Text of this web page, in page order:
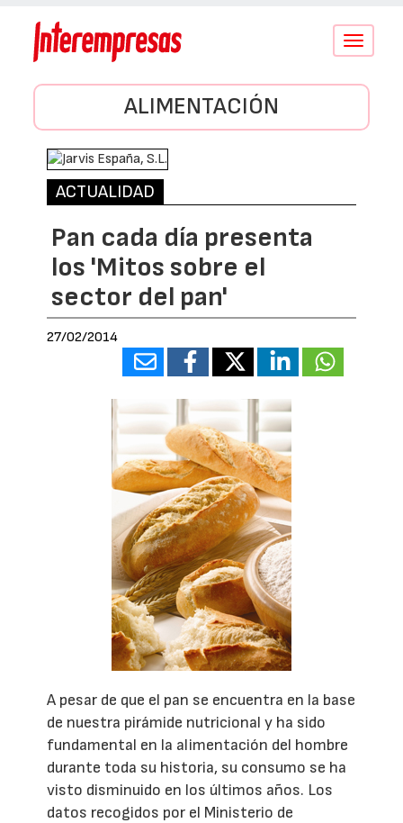
Conmutar
ALIMENTACIÓN
ACTUALIDAD
Pan cada día presenta
los 'Mitos sobre el
sector del pan'
27/02/2014
A pesar de que el pan se encuentra en la base
de nuestra pirámide nutricional y ha sido
fundamental en la alimentación del hombre
durante toda su historia, su consumo se ha
visto disminuido en los últimos años. Los
datos recogidos por el Ministerio de